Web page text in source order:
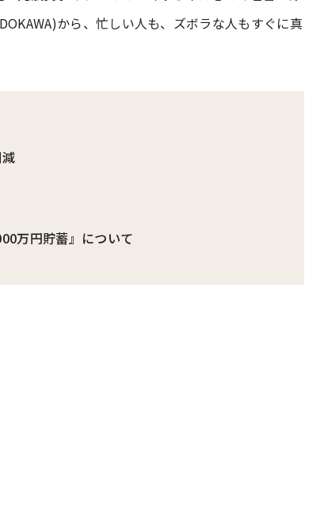
から、忙しい人も、ズボラな人もすぐに真
万円貯蓄』について